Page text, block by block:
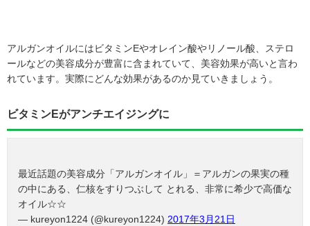
アルガンオイルにはビタミンEやオレイン酸やリノール酸、ステロ
ールなどの美容成分が豊富に含まれていて、美容効果が高いと言わ
れています。実際にどんな効果があるのか見ていきましょう。
ビタミンEがアンチエイジングに
最近話題の美容成分「アルガンオイル」＝アルガンの果実の種
の中にある、仁核をすりつぶして とれる、非常に希少で高価な
オイル☆☆
— kureyon1224 (@kureyon1224) 2017年3月21日